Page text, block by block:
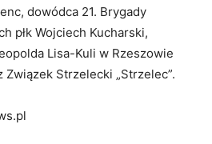
dowódca 21. Brygady
płk Wojciech Kucharski,
Lisa-Kuli w Rzeszowie
Strzelecki „Strzelec”.